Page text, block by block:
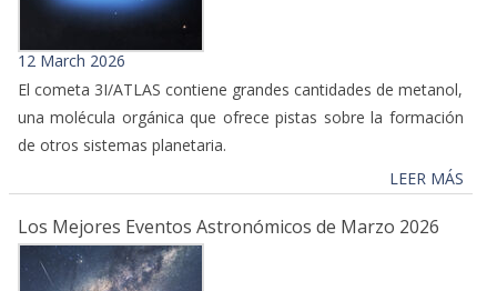
12 March 2026
El cometa 3I/ATLAS contiene grandes cantidades de metanol,
una molécula orgánica que ofrece pistas sobre la formación
de otros sistemas planetaria.
LEER MÁS
Los Mejores Eventos Astronómicos de Marzo 2026